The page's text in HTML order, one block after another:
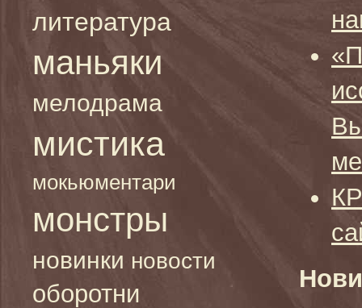
литература
маньяки
мелодрама
мистика
мокьюментари
монстры
новинки новости
оборотни